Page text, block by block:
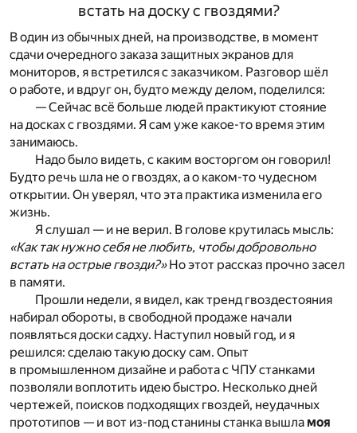
встать на доску с гвоздями?
В один из обычных дней, на производстве, в момент
сдачи очередного заказа защитных экранов для
мониторов, я встретился с заказчиком. Разговор шёл
о работе, и вдруг он, будто между делом, поделился:
— Сейчас всё больше людей практикуют стояние
на досках с гвоздями. Я сам уже какое-то время этим
занимаюсь.
Надо было видеть, с каким восторгом он говорил!
Будто речь шла не о гвоздях, а о каком-то чудесном
открытии. Он уверял, что эта практика изменила его
жизнь.
Я слушал — и не верил. В голове крутилась мысль:
«Как так нужно себя не любить, чтобы добровольно
встать на острые гвозди?»Но этот рассказ прочно засел
в памяти.
Прошли недели, я видел, как тренд гвоздестояния
набирал обороты, в свободной продаже начали
появляться доски садху. Наступил новый год, и я
решился: сделаю такую доску сам. Опыт
в промышленном дизайне и работа с ЧПУ станками
позволяли воплотить идею быстро. Несколько дней
чертежей, поисков подходящих гвоздей, неудачных
прототипов — и вот из-под станины станка вышла моя